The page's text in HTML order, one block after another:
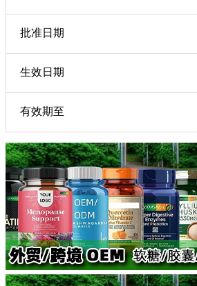
批准日期
生效日期
有效期至